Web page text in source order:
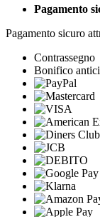
Pagamento
Pagamento sicuro
Contrassegno
Bonifico